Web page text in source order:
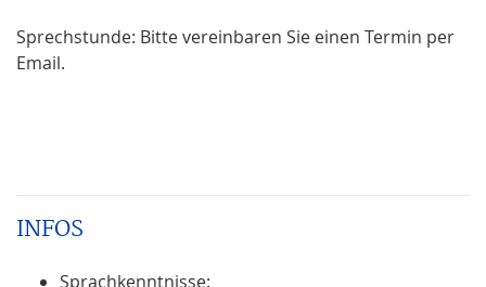
Sprechstunde: Bitte vereinbaren Sie einen Termin per
Email.
INFOS
Sprachkenntnisse: